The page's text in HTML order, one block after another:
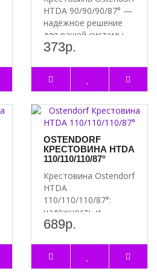
HTDA 90/90/90/87° —
надёжное решение
для вашей системы
отопления П..
373р.
OSTENDORF
КРЕСТОВИНА HTDA
110/110/110/87°
Крестовина Ostendorf
HTDA
110/110/110/87°:
надёжность и
качество в каждой
стоит..
689р.